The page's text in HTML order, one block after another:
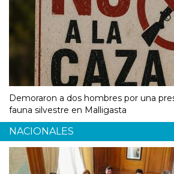
Demoraron a dos hombres por una
fauna silvestre en Malligasta
NACIONALES